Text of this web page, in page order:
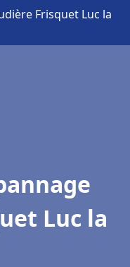
Frisquet Luc la
Luc la